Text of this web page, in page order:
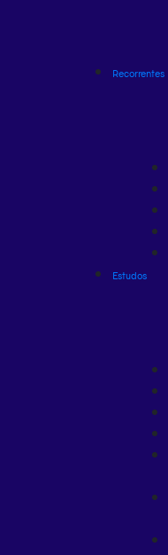
Recorrentes
Estudos